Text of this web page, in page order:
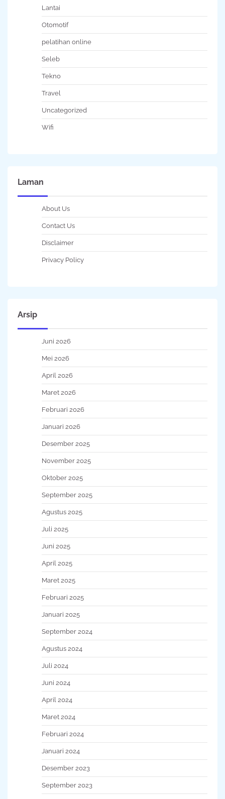
Lantai
Otomotif
pelatihan online
Seleb
Tekno
Travel
Uncategorized
Wifi
Laman
About Us
Contact Us
Disclaimer
Privacy Policy
Arsip
Juni 2026
Mei 2026
April 2026
Maret 2026
Februari 2026
Januari 2026
Desember 2025
November 2025
Oktober 2025
September 2025
Agustus 2025
Juli 2025
Juni 2025
April 2025
Maret 2025
Februari 2025
Januari 2025
September 2024
Agustus 2024
Juli 2024
Juni 2024
April 2024
Maret 2024
Februari 2024
Januari 2024
Desember 2023
September 2023